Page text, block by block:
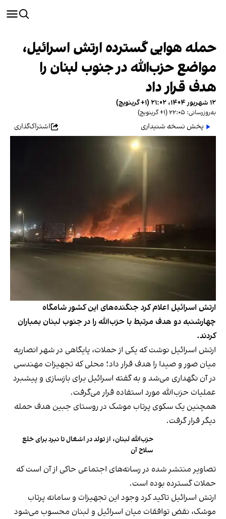
حمله هوایی گسترده ارتش اسرائیل،
مواضع حزب‌الله در جنوب لبنان را
هدف قرار داد
۱۲ شهریور ۱۴۰۴، ۲۱:۰۲ (‎+۱ گرینویچ)
به‌روزرسانی: ۲۲:۰۵ (‎+۱ گرینویچ)
پخش نسخه شنیداری اشتراک‌گذاری
ارتش اسرائیل اعلام کرد جنگنده‌های این کشور شامگاه
چهارشنبه دو هدف مرتبط با حزب‌الله را در جنوب لبنان بمباران
کردند.
ارتش اسرائیل نوشت که یکی از حملات، پایگاهی در شهر انصاریه
میان صور و صیدا را هدف قرار داد؛ محلی که تجهیزات مهندسی
در آن نگهداری می‌شد و به گفته اسرائیل برای بازسازی و پیشبرد
عملیات حزب‌الله مورد استفاده قرار می‌گرفت.
همچنین یک سکوی پرتاب موشک در روستای جبین هدف حمله
دیگر قرار گرفت.
حزب‌الله لبنان، از تولد در اشغال تا نبرد برای خلع
سلاح آن
تصاویر منتشر شده در رسانه‌های اجتماعی حاکی از آن است که
حملات گسترده بوده است.
ارتش اسرائیل تاکید کرد وجود این تجهیزات و سامانه پرتاب
موشک، نقض توافقات میان اسرائیل و لبنان محسوب می‌شود